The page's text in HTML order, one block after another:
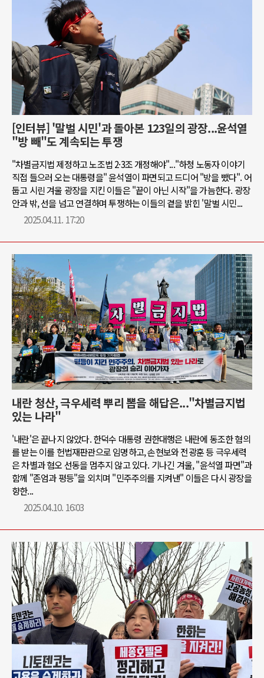
[인터뷰] '말벌 시민'과 돌아본 123일의 광장...윤석열
"방 빼"도 계속되는 투쟁
"차별금지법 제정하고 노조법 2·3조 개정해야"..."하청 노동자 이야기
직접 들으러 오는 대통령을" 윤석열이 파면되고 드디어 "방을 뺐다". 어
둡고 시린 겨울 광장을 지킨 이들은 "끝이 아닌 시작"을 가늠한다. 광장
안과 밖, 선을 넘고 연결하며 투쟁하는 이들의 곁을 밝힌 '말벌 시민...
2025.04.11. 17:20
내란 청산, 극우세력 뿌리 뽑을 해답은..."차별금지법
있는 나라"
'내란'은 끝나지 않았다. 한덕수 대통령 권한대행은 내란에 동조한 혐의
를 받는 이를 헌법재판관으로 임명하고, 손현보와 전광훈 등 극우세력
은 차별과 혐오 선동을 멈추지 않고 있다. 기나긴 겨울, "윤석열 파면"과
함께 "존엄과 평등"을 외치며 "민주주의를 지켜낸" 이들은 다시 광장을
향한...
2025.04.10. 16:03